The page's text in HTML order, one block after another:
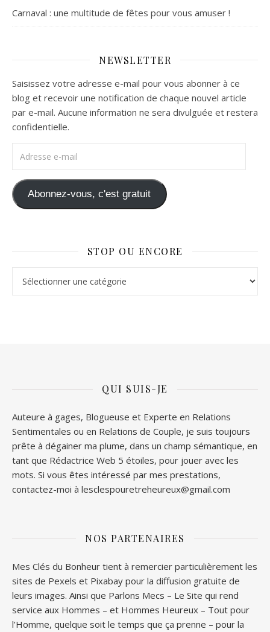
Carnaval : une multitude de fêtes pour vous amuser !
NEWSLETTER
Saisissez votre adresse e-mail pour vous abonner à ce
blog et recevoir une notification de chaque nouvel article
par e-mail. Aucune information ne sera divulguée et restera
confidentielle.
Abonnez-vous, c'est gratuit
STOP OU ENCORE
QUI SUIS-JE
Auteure à gages, Blogueuse et Experte en Relations
Sentimentales ou en Relations de Couple, je suis toujours
prête à dégainer ma plume, dans un champ sémantique, en
tant que Rédactrice Web 5 étoiles, pour jouer avec les
mots. Si vous êtes intéressé par mes prestations,
contactez-moi à lesclespouretreheureux@gmail.com
NOS PARTENAIRES
Mes Clés du Bonheur tient à remercier particulièrement les
sites de Pexels et Pixabay pour la diffusion gratuite de
leurs images. Ainsi que Parlons Mecs – Le Site qui rend
service aux Hommes – et Hommes Heureux – Tout pour
l’Homme, quelque soit le temps que ça prenne – pour la